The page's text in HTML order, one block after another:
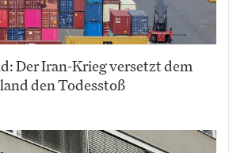
Der Iran-Krieg versetzt dem
den Todesstoß